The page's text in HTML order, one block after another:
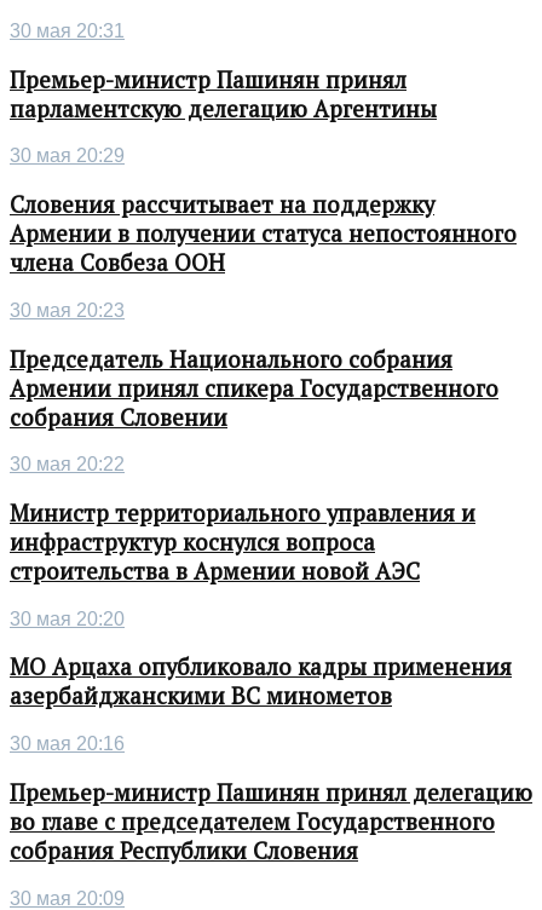
30 мая 20:31
Премьер-министр Пашинян принял
парламентскую делегацию Аргентины
30 мая 20:29
Словения рассчитывает на поддержку
Армении в получении статуса непостоянного
члена Совбеза ООН
30 мая 20:23
Председатель Национального собрания
Армении принял спикера Государственного
собрания Словении
30 мая 20:22
Министр территориального управления и
инфраструктур коснулся вопроса
строительства в Армении новой АЭС
30 мая 20:20
МО Арцаха опубликовало кадры применения
азербайджанскими ВС минометов
30 мая 20:16
Премьер-министр Пашинян принял делегацию
во главе с председателем Государственного
собрания Республики Словения
30 мая 20:09